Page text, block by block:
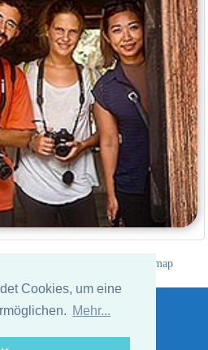
Cookies, um eine
Mehr...
Sitemap